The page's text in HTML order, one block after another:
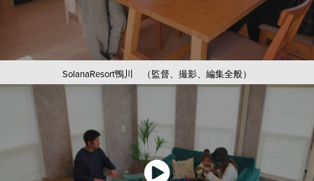
SolanaResort鴨川 （監督、撮影、編集全般）